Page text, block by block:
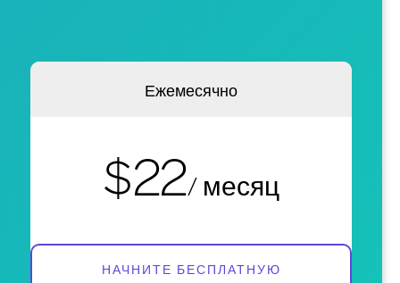
Ежемесячно
$22/ месяц
НАЧНИТЕ БЕСПЛАТНУЮ